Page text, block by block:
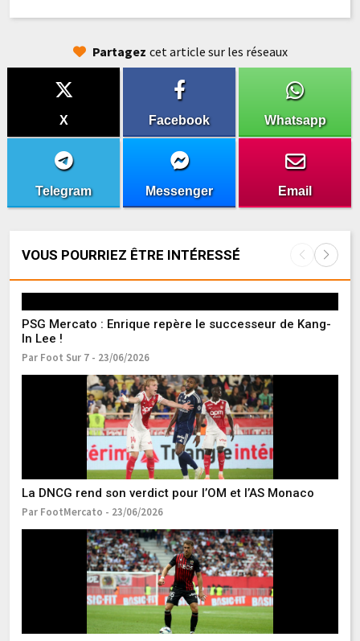
Partagez cet article sur les réseaux
X Facebook Whatsapp
Telegram Messenger Email
VOUS POURRIEZ ÊTRE INTÉRESSÉ
PSG Mercato : Enrique repère le successeur de Kang-
In Lee !
Par Foot Sur 7 - 23/06/2026
La DNCG rend son verdict pour l’OM et l’AS Monaco
Par FootMercato - 23/06/2026